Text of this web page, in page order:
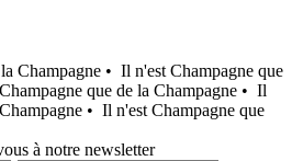
Champagne • Il n'est Champagne que
que de la Champagne • Il
• Il n'est Champagne que
à notre newsletter